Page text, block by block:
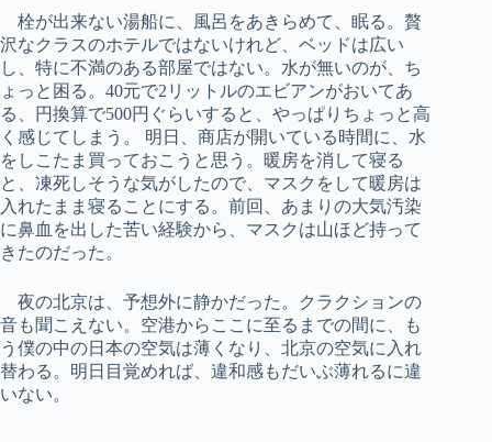
栓が出来ない湯船に、風呂をあきらめて、眠る。贅
沢なクラスのホテルではないけれど、ベッドは広い
し、特に不満のある部屋ではない。水が無いのが、ち
ょっと困る。40元で2リットルのエビアンがおいてあ
る、円換算で500円ぐらいすると、やっぱりちょっと高
く感じてしまう。 明日、商店が開いている時間に、水
をしこたま買っておこうと思う。暖房を消して寝る
と、凍死しそうな気がしたので、マスクをして暖房は
入れたまま寝ることにする。前回、あまりの大気汚染
に鼻血を出した苦い経験から、マスクは山ほど持って
きたのだった。
夜の北京は、予想外に静かだった。クラクションの
音も聞こえない。空港からここに至るまでの間に、も
う僕の中の日本の空気は薄くなり、北京の空気に入れ
替わる。明日目覚めれば、違和感もだいぶ薄れるに違
いない。